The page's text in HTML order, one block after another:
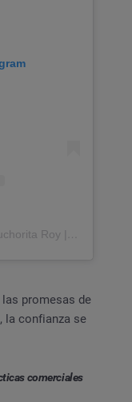
promesas de
la confianza se
comerciales